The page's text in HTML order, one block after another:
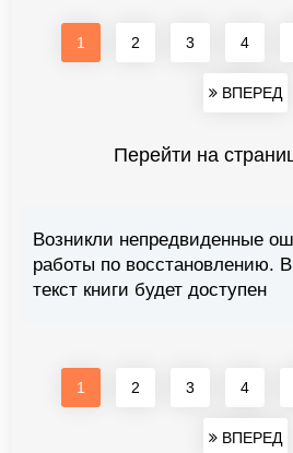
1 2 3 4
ВПЕРЕД
Перейти на
Возникли непредвиденные
работы по восстановлению.
текст книги будет доступен
1 2 3 4
ВПЕРЕД